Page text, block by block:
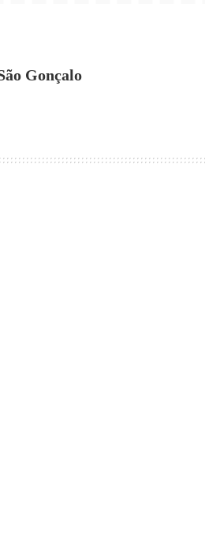
Gonçalo